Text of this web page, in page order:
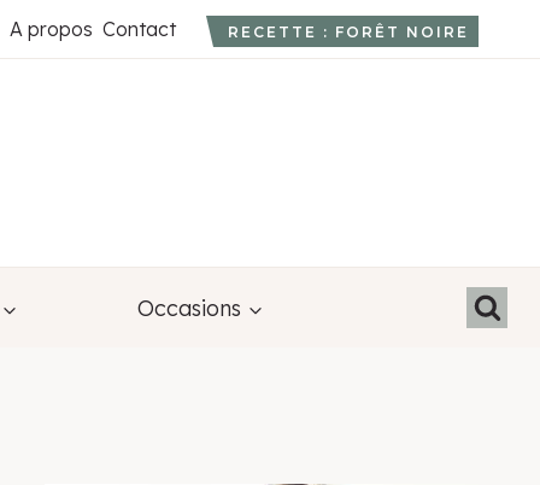
A propos Contact RECETTE : FORÊT NOIRE
Occasions